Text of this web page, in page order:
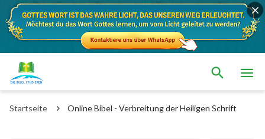
Startseite Online Bibel - Verbreitung der Heiligen Schrift
Das alte Testament Das neue Testament
1. Mose 2. Mose